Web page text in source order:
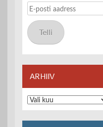
E-
posti
aadress
Telli
ARHIIV
Arhiiv